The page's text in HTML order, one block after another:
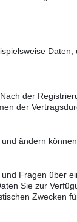
der
der
ändern können.
Fragen über
Sie zur
Zwecken